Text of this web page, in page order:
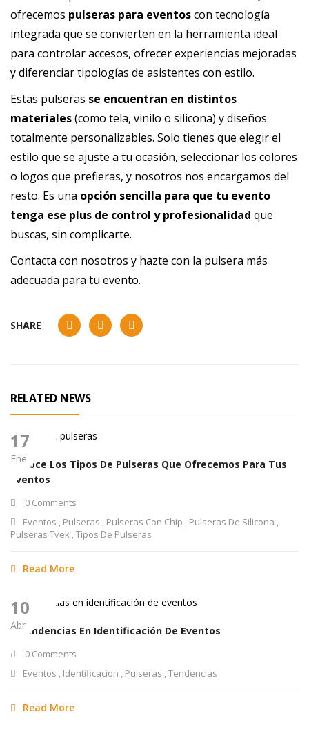
ofrecemos pulseras para eventoscon tecnología
integrada que se convierten en la herramienta ideal
para controlar accesos, ofrecer experiencias mejoradas
y diferenciar tipologías de asistentes con estilo.
Estas pulseras se encuentran en distintos
materiales(como tela, vinilo o silicona) y diseños
totalmente personalizables. Solo tienes que elegir el
estilo que se ajuste a tu ocasión, seleccionar los colores
o logos que prefieras, y nosotros nos encargamos del
resto. Es una opción sencilla para que tu evento
tenga ese plus de control y profesionalidad que
buscas, sin complicarte.
Contacta con nosotros y hazte con la pulsera más
adecuada para tu evento.
SHARE
RELATED NEWS
17
Ene
Conoce Los Tipos De Pulseras Que Ofrecemos Para Tus
Eventos
0 Comments
Eventos , Pulseras , Pulseras Con Chip , Pulseras De Silicona ,
Pulseras Tvek ,Tipos De Pulseras
Read More
10
Abr
6 Tendencias En Identificación De Eventos
0 Comments
Eventos , Identificacion , Pulseras ,Tendencias
Read More